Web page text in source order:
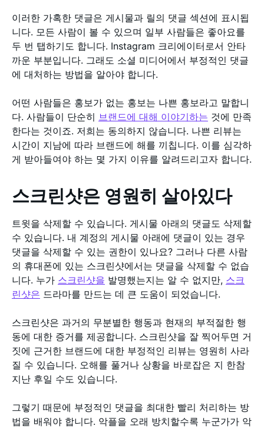
이러한 가혹한 댓글은 게시물과 릴의 댓글 섹션에 표시됩
니다. 모든 사람이 볼 수 있으며 일부 사람들은 좋아요를
두 번 탭하기도 합니다. Instagram 크리에이터로서 안타
까운 부분입니다. 그래도 소셜 미디어에서 부정적인 댓글
에 대처하는 방법을 알아야 합니다.
어떤 사람들은 홍보가 없는 홍보는 나쁜 홍보라고 말합니
다. 사람들이 단순히 브랜드에 대해 이야기하는 것에 만족
한다는 것이죠. 저희는 동의하지 않습니다. 나쁜 리뷰는
시간이 지남에 따라 브랜드에 해를 끼칩니다. 이를 심각하
게 받아들여야 하는 몇 가지 이유를 알려드리고자 합니다.
스크린샷은 영원히 살아있다
트윗을 삭제할 수 있습니다. 게시물 아래의 댓글도 삭제할
수 있습니다. 내 계정의 게시물 아래에 댓글이 있는 경우
댓글을 삭제할 수 있는 권한이 있나요? 그러나 다른 사람
의 휴대폰에 있는 스크린샷에서는 댓글을 삭제할 수 없습
니다. 누가 스크린샷을 발명했는지는 알 수 없지만, 스크
린샷은 드라마를 만드는 데 큰 도움이 되었습니다.
스크린샷은 과거의 무분별한 행동과 현재의 부적절한 행
동에 대한 증거를 제공합니다. 스크린샷을 잘 찍어두면 거
짓에 근거한 브랜드에 대한 부정적인 리뷰는 영원히 사라
질 수 있습니다. 오해를 풀거나 상황을 바로잡은 지 한참
지난 후일 수도 있습니다.
그렇기 때문에 부정적인 댓글을 최대한 빨리 처리하는 방
법을 배워야 합니다. 악플을 오래 방치할수록 누군가가 악